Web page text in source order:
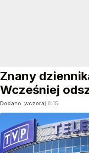
Znany
Wcześniej
Dodano: wczoraj 8:15